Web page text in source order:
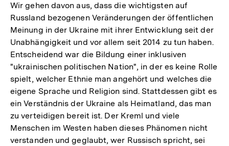
Wir gehen davon aus, dass die wichtigsten auf
Russland bezogenen Veränderungen der öffentlichen
Meinung in der Ukraine mit ihrer Entwicklung seit der
Unabhängigkeit und vor allem seit 2014 zu tun haben.
Entscheidend war die Bildung einer inklusiven
"ukrainischen politischen Nation", in der es keine Rolle
spielt, welcher Ethnie man angehört und welches die
eigene Sprache und Religion sind. Stattdessen gibt es
ein Verständnis der Ukraine als Heimatland, das man
zu verteidigen bereit ist. Der Kreml und viele
Menschen im Westen haben dieses Phänomen nicht
verstanden und geglaubt, wer Russisch spricht, sei